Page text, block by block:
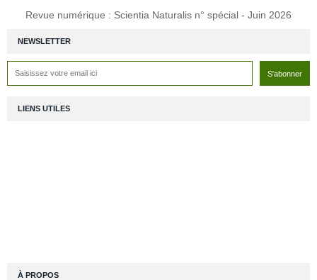
NEWSLETTER
Revue numérique : Scientia Naturalis n° spécial - Juin 2026
LIENS UTILES
À PROPOS